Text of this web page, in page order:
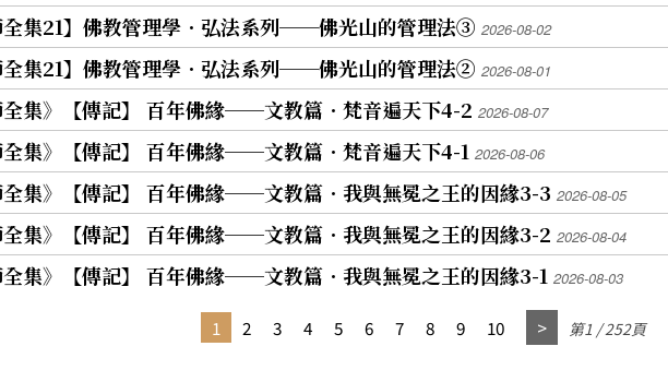
全集21】佛教管理學．弘法系列──佛光山的管理法③ 2026-08-02
全集21】佛教管理學．弘法系列──佛光山的管理法② 2026-08-01
全集》【傳記】 百年佛緣──文教篇．梵音遍天下4-2 2026-08-07
全集》【傳記】 百年佛緣──文教篇．梵音遍天下4-1 2026-08-06
全集》【傳記】 百年佛緣──文教篇．我與無冕之王的因緣3-3 2026-08-05
全集》【傳記】 百年佛緣──文教篇．我與無冕之王的因緣3-2 2026-08-04
全集》【傳記】 百年佛緣──文教篇．我與無冕之王的因緣3-1 2026-08-03
1 2 3 4 5 6 7 8 9 10 第1 / 252頁